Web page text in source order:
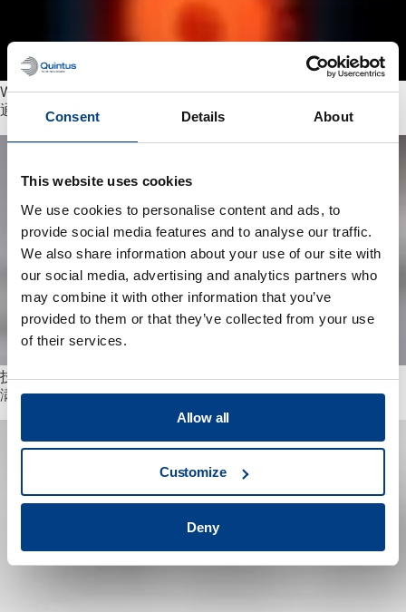
Consent Details About
This website uses cookies
We use cookies to personalise content and ads, to
provide social media features and to analyse our traffic.
We also share information about your use of our site with
our social media, advertising and analytics partners who
may combine it with other information that you’ve
provided to them or that they’ve collected from your use
of their services.
Allow all
Customize
Deny
White paper
通过高压热处理（HPHT™）减少热处理变形
技术出版物
满足对人造医疗植入物的需求